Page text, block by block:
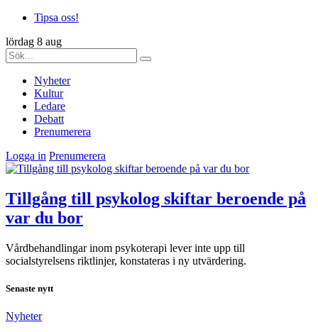
Tipsa oss!
lördag 8 aug
Nyheter
Kultur
Ledare
Debatt
Prenumerera
Logga in Prenumerera
Tillgång till psykolog skiftar beroende på
var du bor
Vårdbehandlingar inom psykoterapi lever inte upp till
socialstyrelsens riktlinjer, konstateras i ny utvärdering.
Senaste nytt
Nyheter